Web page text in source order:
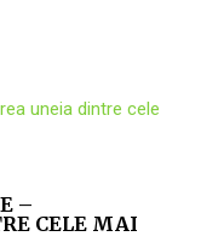
–
CELE MAI